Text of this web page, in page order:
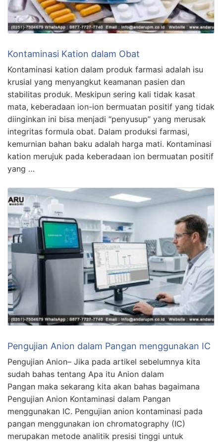
Kontaminasi Kation dalam Obat
Kontaminasi kation dalam produk farmasi adalah isu
krusial yang menyangkut keamanan pasien dan
stabilitas produk. Meskipun sering kali tidak kasat
mata, keberadaan ion-ion bermuatan positif yang tidak
diinginkan ini bisa menjadi “penyusup” yang merusak
integritas formula obat. Dalam produksi farmasi,
kemurnian bahan baku adalah harga mati. Kontaminasi
kation merujuk pada keberadaan ion bermuatan positif
yang …
Pengujian Anion dalam Pangan menggunakan IC
Pengujian Anion– Jika pada artikel sebelumnya kita
sudah bahas tentang Apa itu Anion dalam
Pangan maka sekarang kita akan bahas bagaimana
Pengujian Anion Kontaminasi dalam Pangan
menggunakan IC. Pengujian anion kontaminasi pada
pangan menggunakan ion chromatography (IC)
merupakan metode analitik presisi tinggi untuk